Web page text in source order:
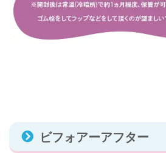
ビフォアーアフター